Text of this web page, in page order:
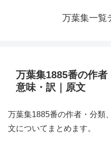
万葉集一覧
万葉集1885番の作者
意味・訳｜原文
万葉集1885番の作者・分類
文についてまとめます。